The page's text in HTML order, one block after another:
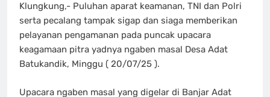
Klungkung,- Puluhan aparat keamanan, TNI dan Polri
serta pecalang tampak sigap dan siaga memberikan
pelayanan pengamanan pada puncak upacara
keagamaan pitra yadnya ngaben masal Desa Adat
Batukandik, Minggu ( 20/07/25 ).
Upacara ngaben masal yang digelar di Banjar Adat